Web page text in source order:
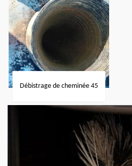
Débistrage de cheminée 45